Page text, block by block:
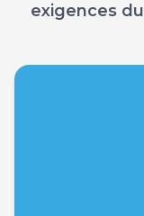
exigences